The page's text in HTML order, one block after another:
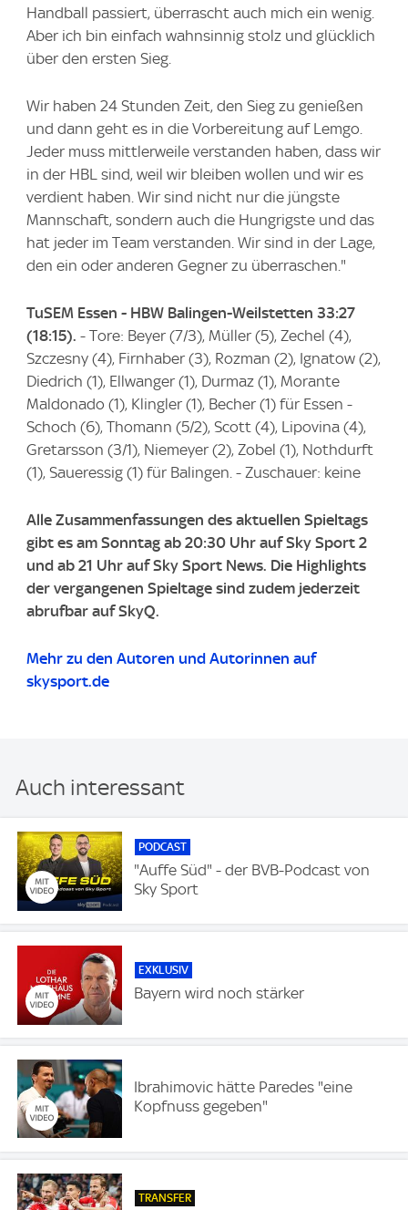
Handball passiert, überrascht auch mich ein wenig.
Aber ich bin einfach wahnsinnig stolz und glücklich
über den ersten Sieg.
Wir haben 24 Stunden Zeit, den Sieg zu genießen
und dann geht es in die Vorbereitung auf Lemgo.
Jeder muss mittlerweile verstanden haben, dass wir
in der HBL sind, weil wir bleiben wollen und wir es
verdient haben. Wir sind nicht nur die jüngste
Mannschaft, sondern auch die Hungrigste und das
hat jeder im Team verstanden. Wir sind in der Lage,
den ein oder anderen Gegner zu überraschen."
TuSEM Essen - HBW Balingen-Weilstetten 33:27
(18:15). - Tore: Beyer (7/3), Müller (5), Zechel (4),
Szczesny (4), Firnhaber (3), Rozman (2), Ignatow (2),
Diedrich (1), Ellwanger (1), Durmaz (1), Morante
Maldonado (1), Klingler (1), Becher (1) für Essen -
Schoch (6), Thomann (5/2), Scott (4), Lipovina (4),
Gretarsson (3/1), Niemeyer (2), Zobel (1), Nothdurft
(1), Saueressig (1) für Balingen. - Zuschauer: keine
Alle Zusammenfassungen des aktuellen Spieltags
gibt es am Sonntag ab 20:30 Uhr auf Sky Sport 2
und ab 21 Uhr auf Sky Sport News. Die Highlights
der vergangenen Spieltage sind zudem jederzeit
abrufbar auf SkyQ.
Mehr zu den Autoren und Autorinnen auf
skysport.de
Auch interessant
PODCAST
"Auffe Süd" - der BVB-Podcast von
Sky Sport
EXKLUSIV
Bayern wird noch stärker
Ibrahimovic hätte Paredes "eine
Kopfnuss gegeben"
TRANSFER